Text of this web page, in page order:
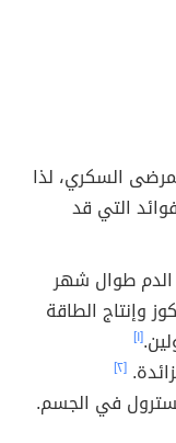
السكري، لذا
التي قد
الدم طوال شهر
وإنتاج الطاقة
[١]
[٢]
في الجسم.